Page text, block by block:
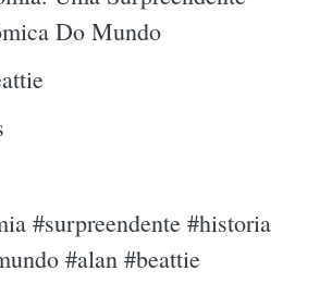
Do Mundo
#surpreendente #historia
#alan #beattie